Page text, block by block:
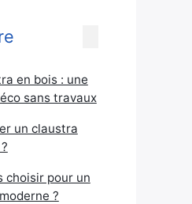
en bois : une
sans travaux
un claustra
choisir pour un
?